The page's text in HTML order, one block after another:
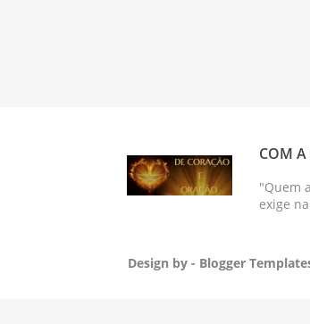
COM A
"Quem
exige
Design by - Blogger